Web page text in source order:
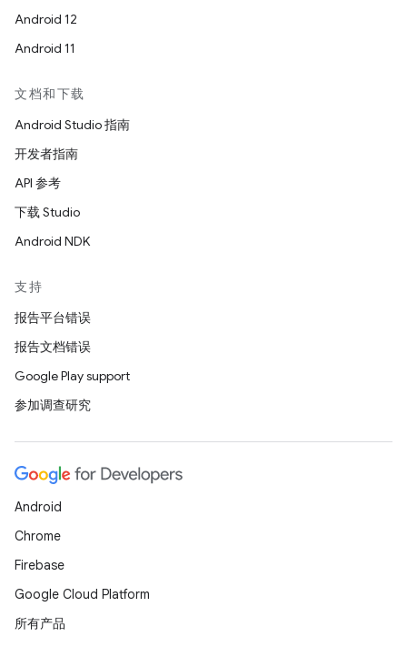
Android 12
Android 11
文档和下载
Android Studio 指南
开发者指南
API 参考
下载 Studio
Android NDK
支持
报告平台错误
报告文档错误
Google Play support
参加调查研究
Android
Chrome
Firebase
Google Cloud Platform
所有产品